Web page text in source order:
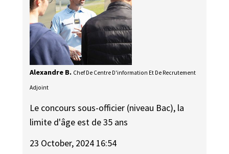
Alexandre B. Chef De Centre D'information Et De Recrutement
Adjoint
Le concours sous-officier (niveau Bac), la
limite d'âge est de 35 ans
23 October, 2024 16:54